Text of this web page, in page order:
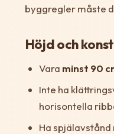
byggregler måste
Höjd och
Vara minst 90
Inte ha
horisontella
Ha spjälavstånd